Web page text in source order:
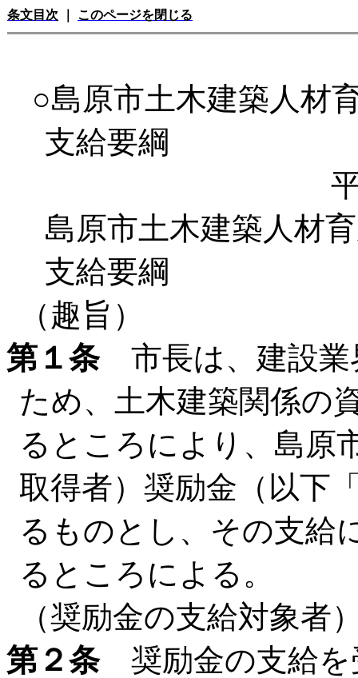
条文目次 このページを閉じる
○島原市土木建築人材
支給要綱
島原市土木建築人材
支給要綱
（趣旨）
第１条市長は、建設業
ため、土木建築関係の
るところにより、島原
取得者）奨励金（以下
るものとし、その支給
るところによる。
（奨励金の支給対象者
第２条奨励金の支給を